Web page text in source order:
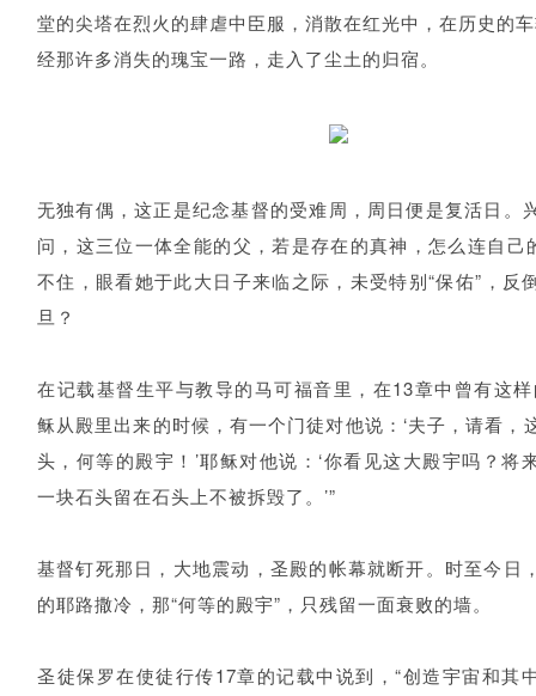
堂的尖塔在烈火的肆虐中臣服，消散在红光中，在历史的
经那许多消失的瑰宝一路，走入了尘土的归宿。
无独有偶，这正是纪念基督的受难周，周日便是复活日。
问，这三位一体全能的父，若是存在的真神，怎么连自己
不住，眼看她于此大日子来临之际，未受特别“保佑”，反
旦？
在记载基督生平与教导的马可福音里，在13章中曾有这
稣从殿里出来的时候，有一个门徒对他说：‘夫子，请看，
头，何等的殿宇！’耶稣对他说：‘你看见这大殿宇吗？将
一块石头留在石头上不被拆毁了。’”
基督钉死那日，大地震动，圣殿的帐幕就断开。时至今日
的耶路撒冷，那“何等的殿宇”，只残留一面衰败的墙。
圣徒保罗在使徒行传17章的记载中说到，“创造宇宙和其